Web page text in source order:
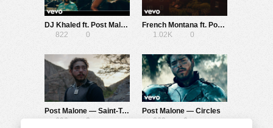
DJ Khaled ft. Post Malone, Megan Thee Stallion, Lil Baby, DaBaby — I Did It
822
0
French Montana ft. Post Malone, Cardi B, Rvssian — Writing On The Wall
1.02K
0
Post Malone — Saint-Tropez
696
0
Post Malone — Circles
863
0